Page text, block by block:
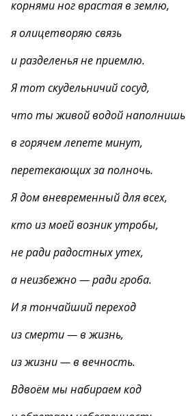
корнями ног врастая в землю,
я олицетворяю связь
и разделенья не приемлю.
Я тот скудельничий сосуд,
что ты живой водой наполнишь
в горячем лепете минут,
перетекающих за полночь.
Я дом вневременный для всех,
кто из моей возник утробы,
не ради радостных утех,
а неизбежно — ради гроба.
И я тончайший переход
из смерти — в жизнь,
из жизни — в вечность.
Вдвоём мы набираем код